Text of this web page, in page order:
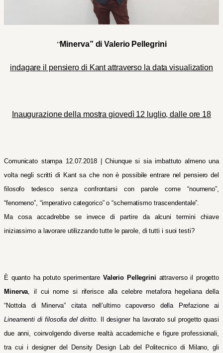
“Minerva” di Valerio Pellegrini
indagare il pensiero di Kant attraverso la data visualization
Inaugurazione della mostra giovedì 12 luglio, dalle ore 18
Comunicato stampa 12.07.2018 | Chiunque si sia imbattuto almenouna
voltanegli scritti di Kant sache non è possibile entrare nel pensiero del
filosofo tedesco senzaconfrontarsi conparole come “noumeno”,
“fenomeno”, “imperativo categorico” o “schematismo trascendentale”.
Ma cosa accadrebbe se invecedi partire da alcuni termini chiave
iniziassimo a lavorare utilizzando tutte le parole, di tutti i suoitesti?
È quanto ha potuto sperimentare Valerio Pellegrini attraverso il progetto
Minerva
il cui nome si riferisce alla celebre metafora hegeliana della
“Nottola di Minerva” citata nell’ultimo capoverso della Prefazioneai
Lineamenti di filosofia del diritto. Il designer ha lavorato sul progetto quasi
due anni, coinvolgendodiverse realtà accademiche e figure professionali,
tra cui i designer del Density Design Lab del Politecnico di Milano, gli